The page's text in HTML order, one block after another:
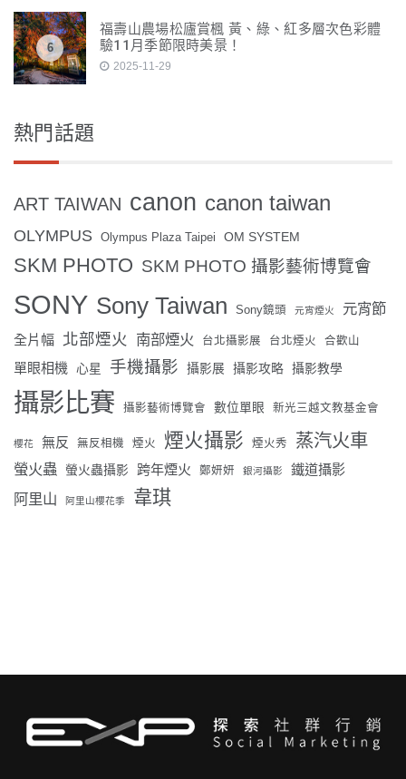
6
福壽山農場松廬賞楓 黃、綠、紅多層次色彩體
驗11月季節限時美景！
2025-11-29
熱門話題
ART TAIWAN canon canon taiwan
OLYMPUS Olympus Plaza Taipei OM SYSTEM
SKM PHOTO SKM PHOTO 攝影藝術博覽會
SONY Sony Taiwan Sony鏡頭 元宵煙火 元宵節
全片幅 北部煙火 南部煙火 台北攝影展 台北煙火 合歡山
單眼相機 心星 手機攝影 攝影展 攝影攻略 攝影教學
攝影比賽 攝影藝術博覽會 數位單眼 新光三越文教基金會
櫻花 無反 無反相機 煙火 煙火攝影 煙火秀 蒸汽火車
螢火蟲 螢火蟲攝影 跨年煙火 鄭妍妍 銀河攝影 鐵道攝影
阿里山 阿里山櫻花季 韋琪